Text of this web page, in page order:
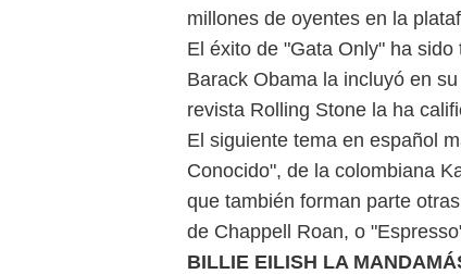
millones de oyentes en la
El éxito de "Gata Only" ha
Barack Obama la incluyó en
revista Rolling Stone la ha
El siguiente tema en español
Conocido", de la colombiana
que también forman parte
de Chappell Roan, o
BILLIE EILISH LA